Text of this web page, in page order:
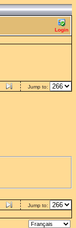
Login
Jump to:
Jump to: